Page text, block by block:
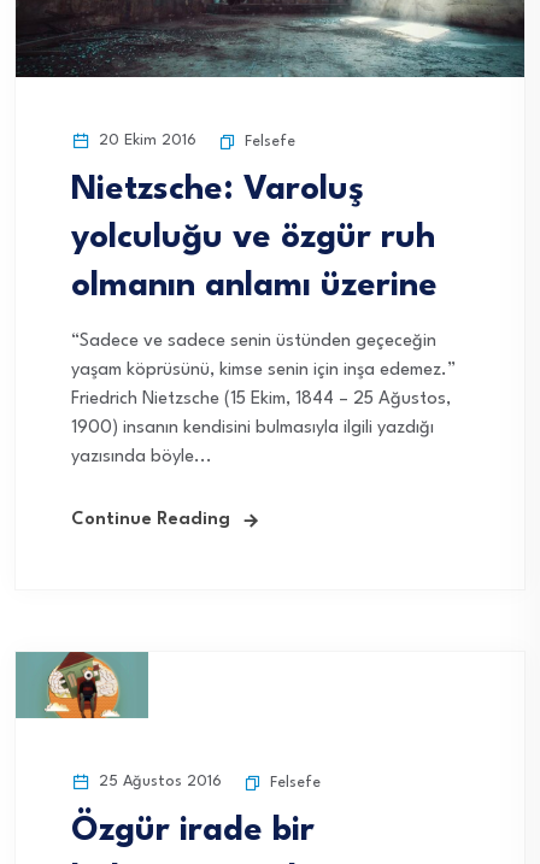
20 Ekim 2016 Felsefe
Nietzsche: Varoluş
yolculuğu ve özgür ruh
olmanın anlamı üzerine
“Sadece ve sadece senin üstünden geçeceğin
yaşam köprüsünü, kimse senin için inşa edemez.”
Friedrich Nietzsche (15 Ekim, 1844 – 25 Ağustos,
1900) insanın kendisini bulmasıyla ilgili yazdığı
yazısında böyle...
Continue Reading
25 Ağustos 2016 Felsefe
Özgür irade bir